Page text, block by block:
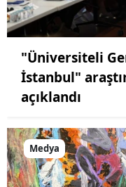
"Üniversiteli
İstanbul"
açıklandı
Medya